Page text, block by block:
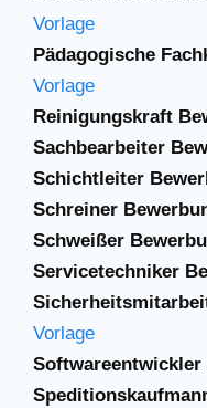
Vorlage
Pädagogische
Vorlage
Reinigungskraft
Sachbearbeiter
Schichtleiter
Schreiner
Schweißer
Servicetechniker
Vorlage
Softwareentwickler